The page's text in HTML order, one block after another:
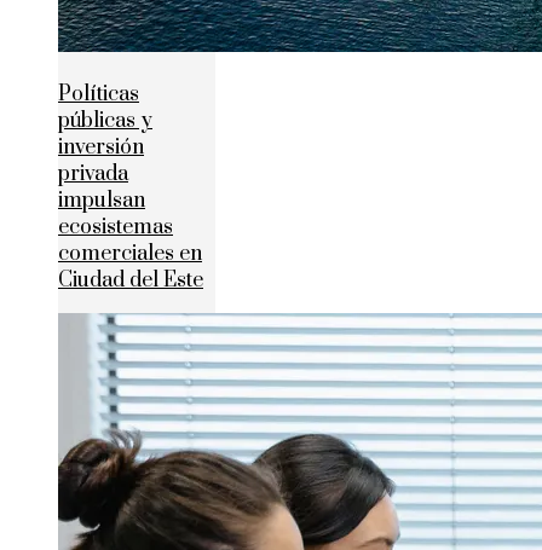
Políticas
públicas y
inversión
privada
impulsan
ecosistemas
comerciales en
Ciudad del Este